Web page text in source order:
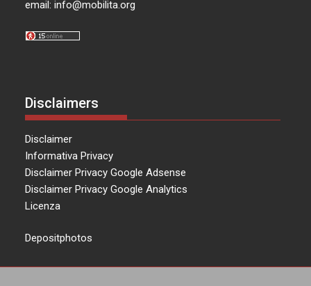
email:info@mobilita.org
Disclaimers
Disclaimer
Informativa Privacy
Disclaimer Privacy Google Adsense
Disclaimer Privacy Google Analytics
Licenza
Depositphotos